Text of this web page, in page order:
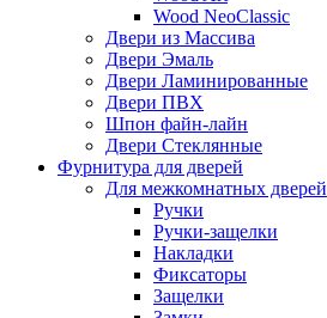
Wood NeoClassic
Двери из Массива
Двери Эмаль
Двери Ламинированные
Двери ПВХ
Шпон файн-лайн
Двери Стеклянные
Фурнитура для дверей
Для межкомнатных дверей
Ручки
Ручки-защелки
Накладки
Фиксаторы
Защелки